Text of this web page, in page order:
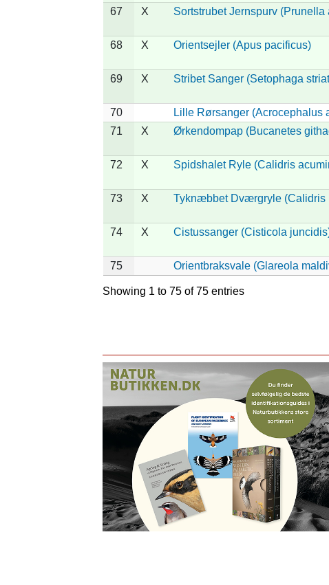
67 X Sortstrubet Jernspurv (Prunella
68 X Orientsejler (Apus pacificus)
69 X Stribet Sanger (Setophaga
70 Lille Rørsanger (Acrocephalus
71
X Ørkendompap (Bucanetes
72 X Spidshalet Ryle (Calidris
73 X Tyknæbbet Dværgryle (Calidris
74 X Cistussanger (Cisticola
75 Orientbraksvale (Glareola
Showing 1 to 75 of 75 entries